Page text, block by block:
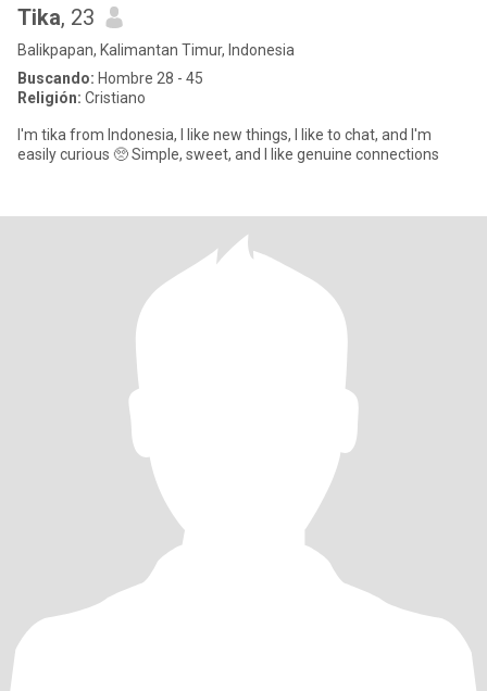
Tika, 23
Balikpapan, Kalimantan Timur, Indonesia
Buscando: Hombre 28 - 45
Religión: Cristiano
I'm tika from Indonesia, I like new things, I like to chat, and I'm
easily curious 🥺 Simple, sweet, and I like genuine connections